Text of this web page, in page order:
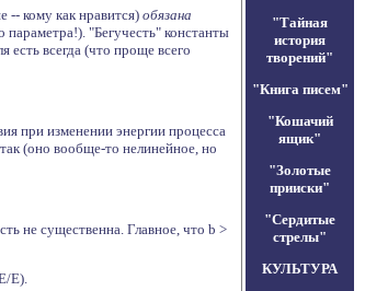
-- кому как нравится) обязана
параметра!). "Бегучесть" константы
есть всегда (что проще всего
при изменении энергии процесса
(оно вообще-то нелинейное, но
не существенна. Главное, что b >
E).
"Тайная
история
творений"
"Книга писем"
"Кошачий
ящик"
"Золотые
прииски"
"Сердитые
стрелы"
КУЛЬТУРА